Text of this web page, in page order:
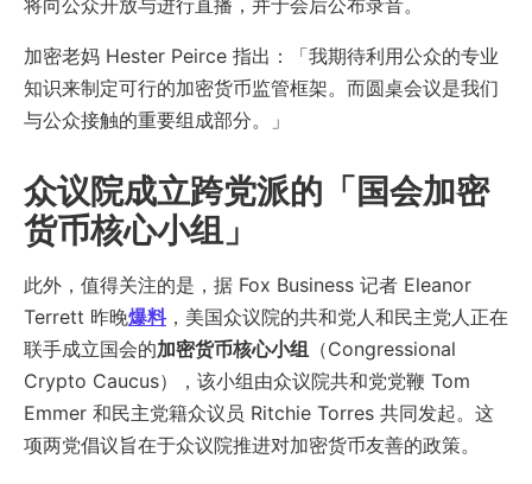
将向公众开放与进行直播，并于会后公布录音。
加密老妈 Hester Peirce 指出：「我期待利用公众的专业
知识来制定可行的加密货币监管框架。而圆桌会议是我们
与公众接触的重要组成部分。」
众议院成立跨党派的「国会加密
货币核心小组」
此外，值得关注的是，据 Fox Business 记者 Eleanor
Terrett 昨晚爆料，美国众议院的共和党人和民主党人正在
联手成立国会的加密货币核心小组 （Congressional
Crypto Caucus），该小组由众议院共和党党鞭 Tom
Emmer 和民主党籍众议员 Ritchie Torres 共同发起。这
项两党倡议旨在于众议院推进对加密货币友善的政策。